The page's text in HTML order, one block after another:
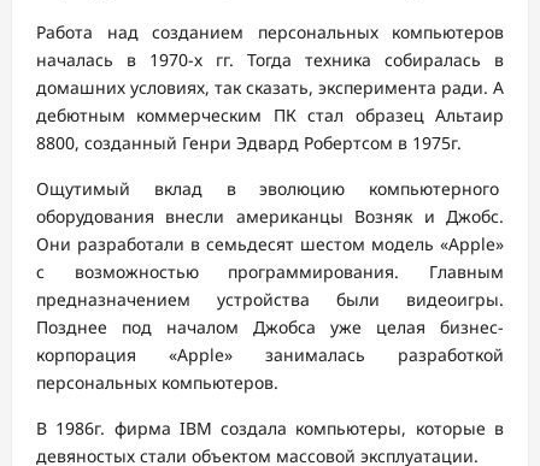
Работа над созданием персональных компьютеров
началась в 1970-х гг. Тогда техника собиралась в
домашних условиях, так сказать, эксперимента ради. А
дебютным коммерческим ПК стал образец Альтаир
8800, созданный Генри Эдвард Робертсом в 1975г.
Ощутимый вклад в эволюцию компьютерного
оборудования внесли американцы Возняк и Джобс.
Они разработали в семьдесят шестом модель «Apple»
с возможностью программирования. Главным
предназначением устройства были видеоигры.
Позднее под началом Джобса уже целая бизнес-
корпорация «Apple» занималась разработкой
персональных компьютеров.
В 1986г. фирма IBM создала компьютеры, которые в
девяностых стали объектом массовой эксплуатации.